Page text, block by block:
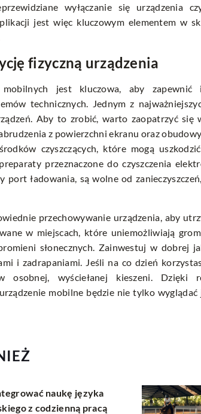
wyłączanie się urządzenia
jest więc kluczowym elementem w
fizyczną urządzenia
mobilnych jest kluczowa, aby zapewnić
technicznych. Jednym z
Aby to zrobić, warto zaopatrzyć
z powierzchni ekranu oraz
czyszczących, które mogą
przeznaczone do czyszczenia
port ładowania, są wolne od
przechowywanie urządzenia, aby
w miejscach, które uniemożliwiają
słonecznych. Zainwestuj w dobrej
i zadrapaniami. Jeśli na co dzień
wyściełanej kieszeni. Dzięki
mobilne będzie nie tylko
naukę języka
z codzienną pracą